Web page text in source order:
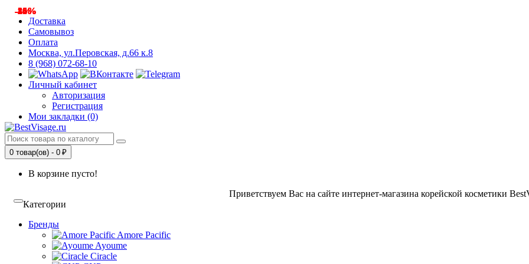
Доставка
Самовывоз
Оплата
Москва, ул.Перовская, д.66 к.8
8 (968) 072-68-10
Личный кабинет
Авторизация
Регистрация
Мои закладки (0)
0 товар(ов) - 0 ₽
В корзине пусто!
Приветствуем Вас на сайте интернет-магазина корейской косметики
Категории
Бренды
Amore Pacific
Ayoume
Ciracle
-8%
-26%
-34%
-8%
-8%
-12%
-30%
-26%